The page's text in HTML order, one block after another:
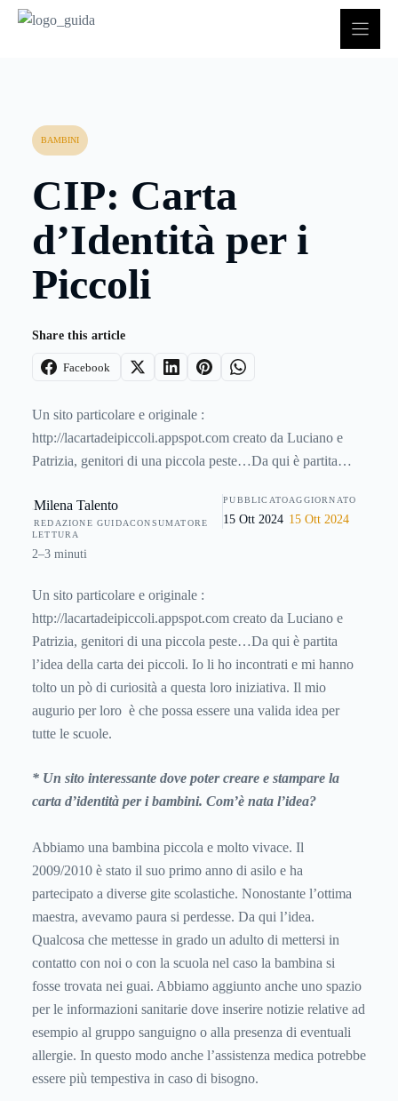
BAMBINI
CIP: Carta
d’Identità per i
Piccoli
Share this article
Facebook
Un sito particolare e originale :
http://lacartadeipiccoli.appspot.com creato da Luciano e
Patrizia, genitori di una piccola peste…Da qui è partita
tolto un pò di curiosità a questa loro iniziativa. Il mio
augurio per loro è che possa essere una valida idea per
tutte
Milena Talento
REDAZIONE GUIDACONSUMATORE
PUBBLICATO
15 Ott 2024
AGGIORNATO
15 Ott 2024
LETTURA
2–3 minuti
Un sito particolare e originale :
http://lacartadeipiccoli.appspot.com creato da Luciano e
Patrizia, genitori di una piccola peste…Da qui è partita
l’idea della carta dei piccoli. Io li ho incontrati e mi hanno
tolto un pò di curiosità a questa loro iniziativa. Il mio
augurio per loro è che possa essere una valida idea per
tutte le scuole.
* Un sito interessante dove poter creare e stampare la
carta d’identità per i bambini. Com’è nata l’idea?
Abbiamo una bambina piccola e molto vivace. Il
2009/2010 è stato il suo primo anno di asilo e ha
partecipato a diverse gite scolastiche. Nonostante l’ottima
maestra, avevamo paura si perdesse. Da qui l’idea.
Qualcosa che mettesse in grado un adulto di mettersi in
contatto con noi o con la scuola nel caso la bambina si
fosse trovata nei guai. Abbiamo aggiunto anche uno spazio
per le informazioni sanitarie dove inserire notizie relative ad
esempio al gruppo sanguigno o alla presenza di eventuali
allergie. In questo modo anche l’assistenza medica potrebbe
essere più tempestiva in caso di bisogno.